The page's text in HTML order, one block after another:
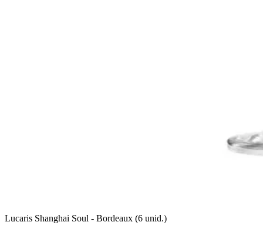
Lucaris Shanghai Soul - Bordeaux (6 unid.)